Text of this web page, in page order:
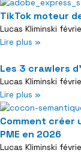
TikTok moteur
Lucas Kliminski
Lire plus »
Les 3 crawlers
Lucas Kliminski
Lire plus »
Comment créer
PME en 2026
Lucas Kliminski